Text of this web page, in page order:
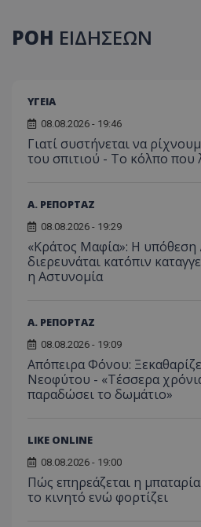
ΡΟΗ ΕΙΔΗΣΕΩΝ
ΥΓΕΙΑ
08.08.2026 - 19:46
Γιατί συστήνεται να
του σπιτιού - Το κόλπο που
Α. ΡΕΠΟΡΤΑΖ
08.08.2026 - 19:29
«Κράτος Μαφία»: Η
διερευνάται κατόπιν
η Αστυνομία
Α. ΡΕΠΟΡΤΑΖ
08.08.2026 - 19:09
Απόπειρα Φόνου:
Νεοφύτου - «Τέσσερα
παραδώσει το δωμάτιο»
LIKE ONLINE
08.08.2026 - 19:00
Πώς επηρεάζεται η
το κινητό ενώ φορτίζει
_ga_J7RS52TMNC